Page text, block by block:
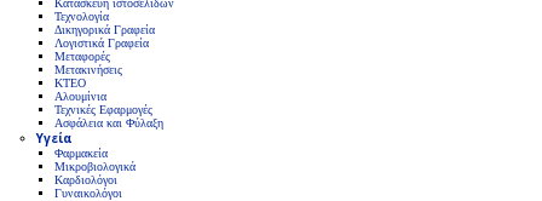
Κατασκευή ιστοσελίδων
Τεχνολογία
Δικηγορικά Γραφεία
Λογιστικά Γραφεία
Μεταφορές
Μετακινήσεις
ΚΤΕΟ
Αλουμίνια
Τεχνικές Εφαρμογές
Ασφάλεια και Φύλαξη
Υγεία
Φαρμακεία
Μικροβιολογικά
Καρδιολόγοι
Γυναικολόγοι